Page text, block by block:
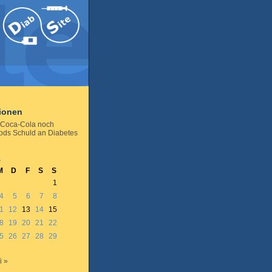
Cola noch
Schuld an Diabetes
D F S
S
1
4 5 6 7
8
12 13 14
15
19 20 21
22
26 27 28
29
»